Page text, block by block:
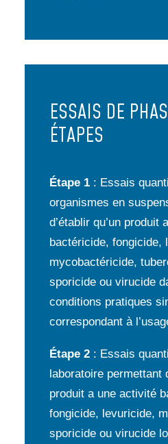
ESSAIS DE
ÉTAPES
Étape 1 : Essais
organismes en
d’établir qu’un produit
bactéricide, fongicide,
mycobactéricide,
sporicide ou virucide
conditions pratiques
correspondant à
Étape 2 : Essais
laboratoire permettant
produit a une activité
fongicide, levuricide,
sporicide ou virucide